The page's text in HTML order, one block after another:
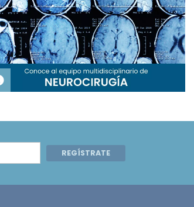
REGÍSTRATE